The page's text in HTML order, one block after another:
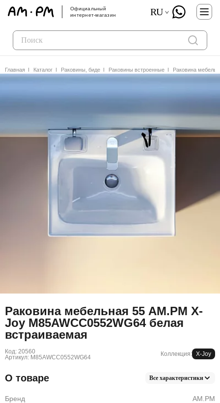
Официальный
интернет-магазин
RU
Главная Каталог Раковины, биде Раковины встроенные Раковина
Раковина мебельная 55 AM.PM X-
Joy M85AWCC0552WG64 белая
встраиваемая
Код: 20560
Артикул: M85AWCC0552WG64
Коллекция: X-Joy
О товаре Все характеристики
Бренд AM.PM